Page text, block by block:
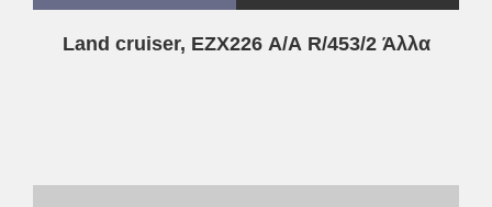
Land cruiser, EZX226 Α/Α R/453/2 Άλλα